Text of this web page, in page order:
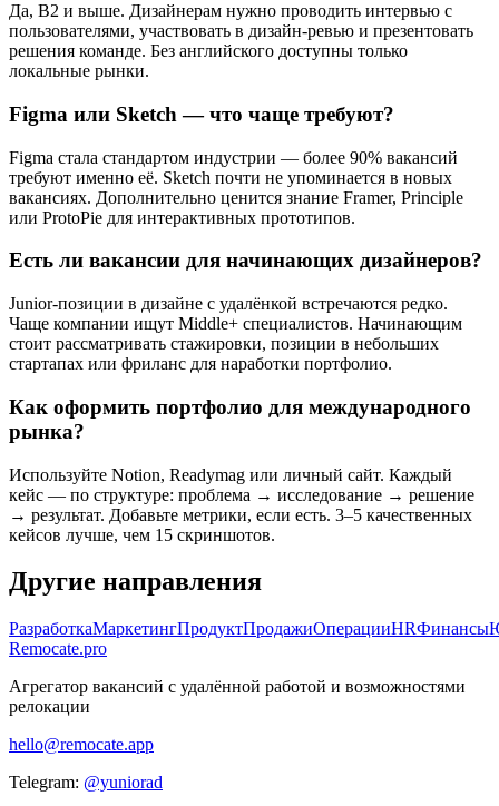
Да, B2 и выше. Дизайнерам нужно проводить интервью с
пользователями, участвовать в дизайн-ревью и презентовать
решения команде. Без английского доступны только
локальные рынки.
Figma или Sketch — что чаще требуют?
Figma стала стандартом индустрии — более 90% вакансий
требуют именно её. Sketch почти не упоминается в новых
вакансиях. Дополнительно ценится знание Framer, Principle
или ProtoPie для интерактивных прототипов.
Есть ли вакансии для начинающих дизайнеров?
Junior-позиции в дизайне с удалёнкой встречаются редко.
Чаще компании ищут Middle+ специалистов. Начинающим
стоит рассматривать стажировки, позиции в небольших
стартапах или фриланс для наработки портфолио.
Как оформить портфолио для международного
рынка?
Используйте Notion, Readymag или личный сайт. Каждый
кейс — по структуре: проблема → исследование → решение
→ результат. Добавьте метрики, если есть. 3–5 качественных
кейсов лучше, чем 15 скриншотов.
Другие направления
РазработкаМаркетингПродуктПродажиОперацииHRФинансы
Remocate.pro
Агрегатор вакансий с удалённой работой и возможностями
релокации
hello@remocate.app
Telegram: @yuniorad